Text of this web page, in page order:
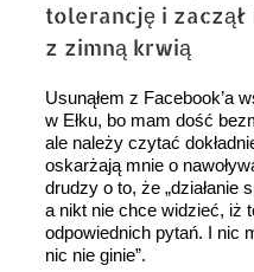
tolerancję i zaczął
z zimną krwią
Usunąłem z Facebook’a
w Ełku, bo mam dość
ale należy czytać
oskarżają mnie o
drudzy o to, że „działanie
a nikt nie chce widzieć, iż
odpowiednich pytań. I nic
nic nie ginie”.